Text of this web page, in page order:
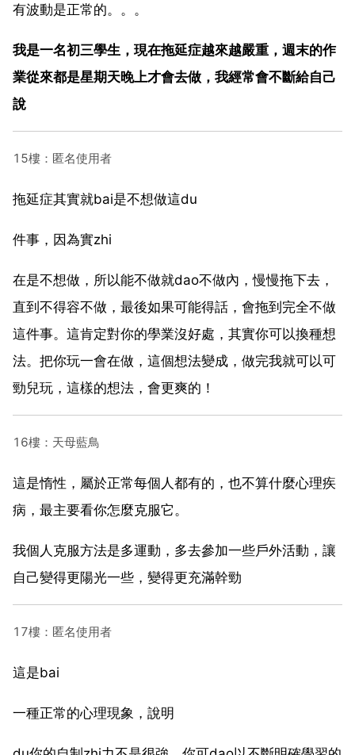
有波動是正常的。。。
我是一名初三學生，現在拖延症越來越嚴重，週末的作
業從來都是星期天晚上才會去做，我經常會不斷給自己
說
15樓：匿名使用者
拖延症其實就bai是不想做這du
件事，因為實zhi
在是不想做，所以能不做就dao不做內，慢慢拖下去，
直到不得容不做，最後如果可能得話，會拖到完全不做
這件事。這肯定對你的學業沒好處，其實你可以換種想
法。把你玩一會在做，這個想法變成，做完我就可以可
勁兒玩，這樣的想法，會更爽的！
16樓：天母藍鳥
這是惰性，屬於正常每個人都有的，也不算什麼心理疾
病，最主要看你怎麼克服它。
我個人克服方法是多運動，多去參加一些戶外活動，讓
自己變得更陽光一些，變得更充滿幹勁
17樓：匿名使用者
這是bai
一種正常的心理現象，說明